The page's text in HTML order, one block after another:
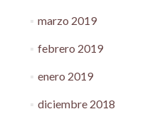
marzo 2019
febrero 2019
enero 2019
diciembre 2018